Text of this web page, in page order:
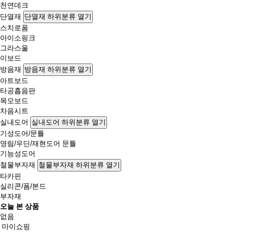
천연데크
단열재 단열재 하위분류 열기
스치로폼
아이소핑크
그라스울
이보드
방음재 방음재 하위분류 열기
아트보드
타공흡음판
목모보드
차음시트
실내도어 실내도어 하위분류 열기
기성도어/문틀
영림/우딘/재현도어 문틀
기능성도어
철물부자재 철물부자재 하위분류 열기
타카핀
실리콘/폼/본드
부자재
오늘 본 상품
없음
마이쇼핑